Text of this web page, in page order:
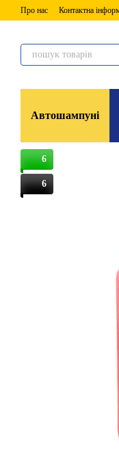
Перейти до основного
Про нас Контактна
Автошампуні
6
6